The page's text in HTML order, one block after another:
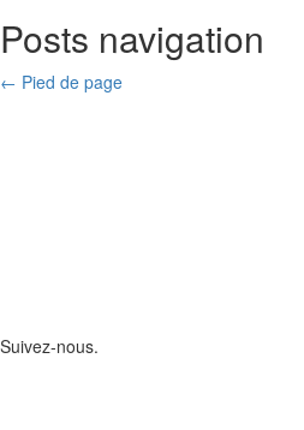
Posts navigation
← Pied de page
Suivez-nous.